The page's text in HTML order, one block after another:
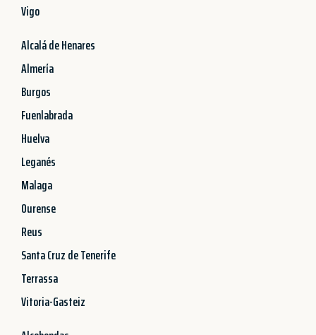
Vigo
Alcalá de Henares
Almería
Burgos
Fuenlabrada
Huelva
Leganés
Malaga
Ourense
Reus
Santa Cruz de Tenerife
Terrassa
Vitoria-Gasteiz